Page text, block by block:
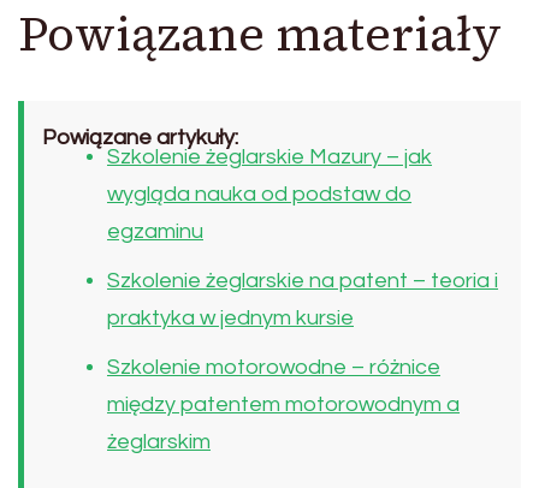
Powiązane materiały
Powiązane artykuły:
Szkolenie żeglarskie Mazury – jak
wygląda nauka od podstaw do
egzaminu
Szkolenie żeglarskie na patent – teoria i
praktyka w jednym kursie
Szkolenie motorowodne – różnice
między patentem motorowodnym a
żeglarskim